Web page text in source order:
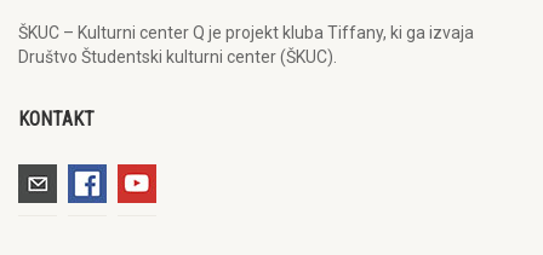
ŠKUC – Kulturni center Q je projekt kluba Tiffany, ki ga izvaja
Društvo Študentski kulturni center (ŠKUC).
KONTAKT